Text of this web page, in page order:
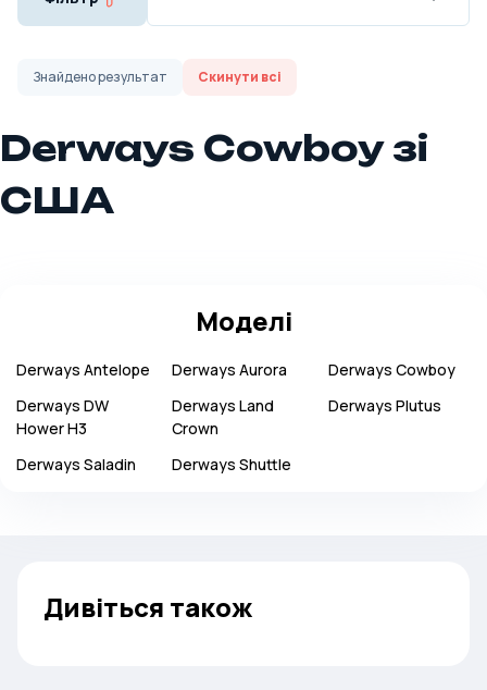
Знайденорезультат Скинути всі
Derways Cowboy зі
США
Моделі
Derways Antelope Derways Aurora Derways Cowboy
Derways DW
Hower H3
Derways Land
Crown
Derways Plutus
Derways Saladin Derways Shuttle
Дивіться також